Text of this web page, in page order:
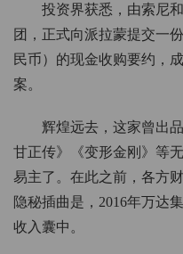
投资界获悉，由索尼
团，正式向派拉蒙提交一
民币）的现金收购要约，
案。
辉煌远去，这家曾出
甘正传》《变形金刚》等
易主了。在此之前，各方
隐秘插曲是，2016年万达
收入囊中。